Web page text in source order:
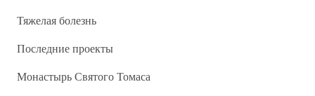
Тяжелая болезнь
Последние проекты
Монастырь Святого Томаса